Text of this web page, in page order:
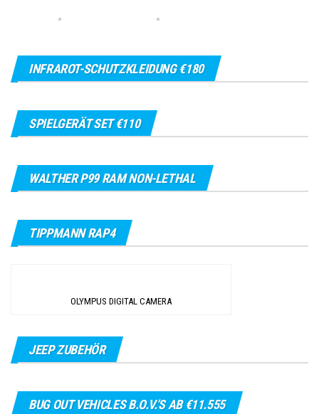
INFRAROT-SCHUTZKLEIDUNG €180
SPIELGERÄT SET €110
WALTHER P99 RAM NON-LETHAL
TIPPMANN RAP4
OLYMPUS DIGITAL CAMERA
JEEP ZUBEHÖR
BUG OUT VEHICLES B.O.V.’S AB €11.555